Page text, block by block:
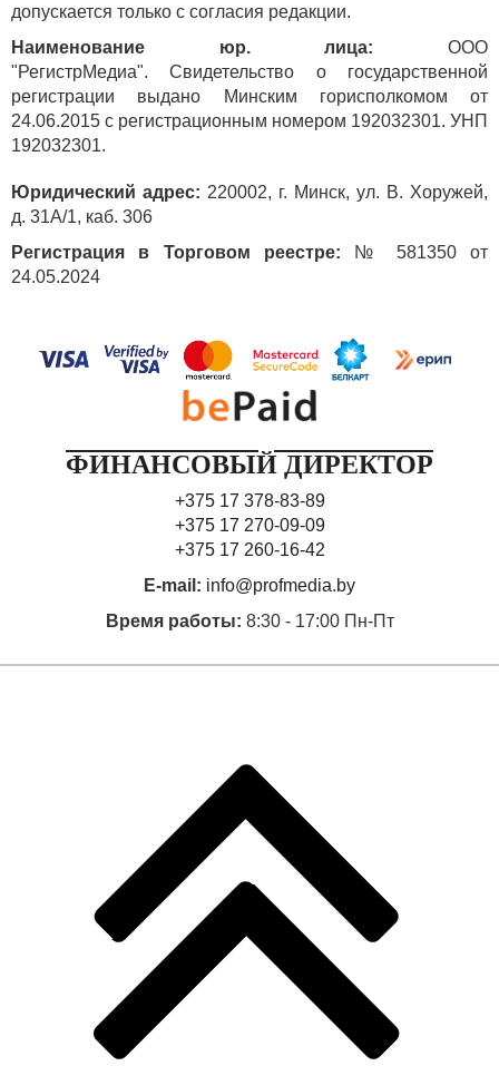
допускается только с согласия редакции.
Наименование юр. лица: ООО
"РегистрМедиа". Свидетельство о государственной
регистрации выдано Минским горисполкомом от
24.06.2015 с регистрационным номером 192032301. УНП
192032301.
Юридический адрес: 220002, г. Минск, ул. В. Хоружей,
д. 31А/1, каб. 306
Регистрация в Торговом реестре: № 581350 от
24.05.2024
ФИНАНСОВЫЙ ДИРЕКТОР
+375 17 378-83-89
+375 17 270-09-09
+375 17 260-16-42
E-mail: info@profmedia.by
Время работы: 8:30 - 17:00 Пн-Пт